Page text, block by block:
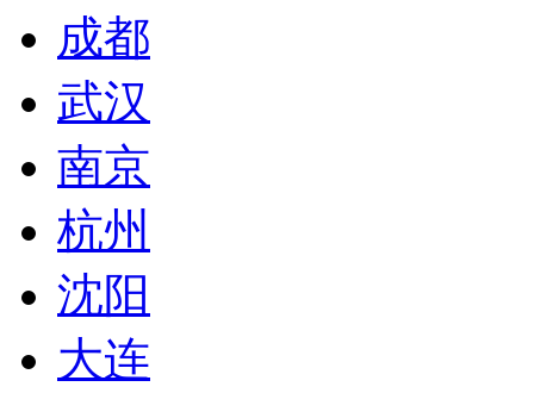
成都
武汉
南京
杭州
沈阳
大连